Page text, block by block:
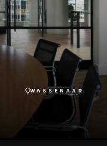
WASSENAAR